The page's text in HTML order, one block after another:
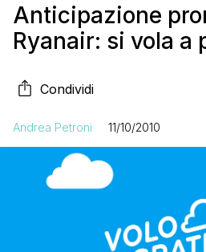
Anticipazione
Ryanair: si vola a
Condividi
Andrea Petroni 11/10/2010